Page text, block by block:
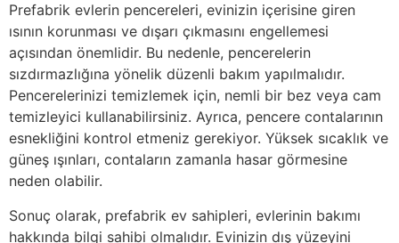
Prefabrik evlerin pencereleri, evinizin içerisine giren
ısının korunması ve dışarı çıkmasını engellemesi
açısından önemlidir. Bu nedenle, pencerelerin
sızdırmazlığına yönelik düzenli bakım yapılmalıdır.
Pencerelerinizi temizlemek için, nemli bir bez veya cam
temizleyici kullanabilirsiniz. Ayrıca, pencere contalarının
esnekliğini kontrol etmeniz gerekiyor. Yüksek sıcaklık ve
güneş ışınları, contaların zamanla hasar görmesine
neden olabilir.
Sonuç olarak, prefabrik ev sahipleri, evlerinin bakımı
hakkında bilgi sahibi olmalıdır. Evinizin dış yüzeyini